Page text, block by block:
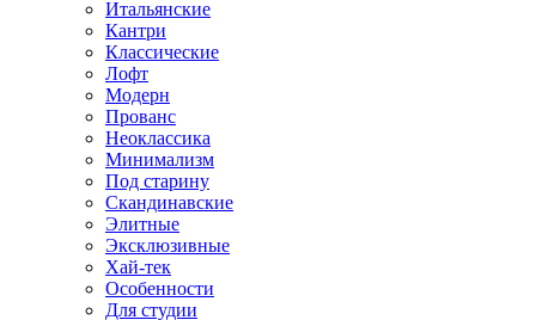
Итальянские
Кантри
Классические
Лофт
Модерн
Прованс
Неоклассика
Минимализм
Под старину
Скандинавские
Элитные
Эксклюзивные
Хай-тек
Особенности
Для студии